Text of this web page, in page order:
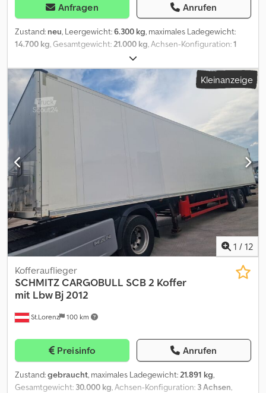
Anfragen Anrufen
Zustand: neu, Leergewicht:6.300 kg, maximales Ladegewicht:
14.700 kg , Gesamtgewicht: 21.000 kg , Achsen-Konfiguration:1
, Ausstattung:
Achs Kofferauflieger | Zurrpunkte seitlich und Gurtleiste |
Portaltür | Reserveradhalter | Abstützwinde für Staplerbeladung |
Eigengewicht | Ankerschienen an Seitenwände | sofort verfügbar
| Vermietung möglich | Innenhöhe: 2,75m B: 2,48m | Länge: 13,90m |
Verstärkter Premiumreifen | Auch verfügbar mit verstärktem
Boden !!!! | Irrtum, Eingabe und Vorverkauf vorbehalten. Dkedpfx
Ansznw Npsker
Kleinanzeige
1 / 12
St.Lorenz 100 km
Kofferauflieger
SCHMITZ CARGOBULL SCB 2 Koffer
mit Lbw Bj 2012
Preisinfo Anrufen
Zustand:gebraucht, maximales Ladegewicht:21.891 kg,
Gesamtgewicht: 30.000 kg, Achsen-Konfiguration: 3 Achsen,